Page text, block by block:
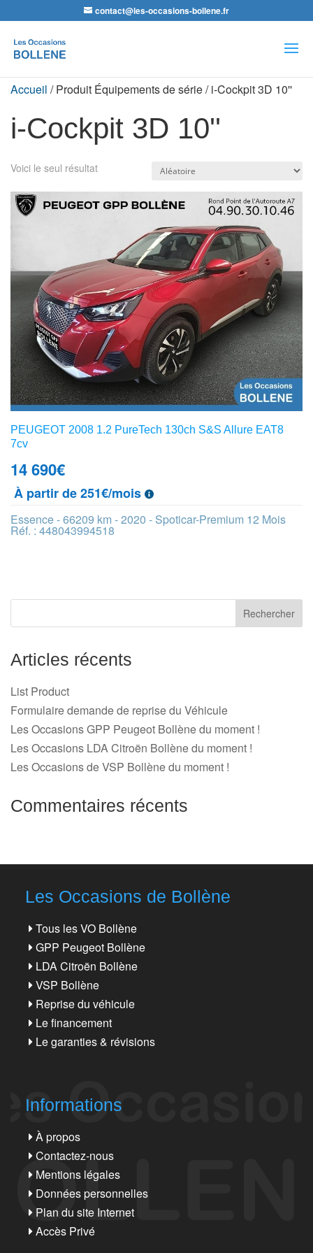
contact@les-occasions-bollene.fr
de
produits
Accueil / Produit Équipements de série / i-Cockpit 3D 10''
i-Cockpit 3D 10''
Voici le seul résultat
PEUGEOT 2008 1.2 PureTech 130ch S&S Allure EAT8
7cv
14 690€
À partir de 251€/mois
Essence - 66209 km - 2020 - Spoticar-Premium 12 Mois
Réf. : 448043994518
Articles récents
List Product
Formulaire demande de reprise du Véhicule
Les Occasions GPP Peugeot Bollène du moment !
Les Occasions LDA Citroën Bollène du moment !
Les Occasions de VSP Bollène du moment !
Commentaires récents
Les Occasions de Bollène
Tous les VO Bollène
GPP Peugeot Bollène
LDA Citroën Bollène
VSP Bollène
Reprise du véhicule
Le financement
Le garanties & révisions
Informations
À propos
Contactez-nous
Mentions légales
Données personnelles
Plan du site Internet
Accès Privé